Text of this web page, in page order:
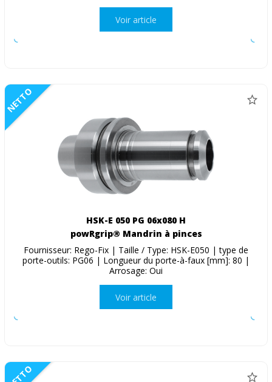
Voir article
NETTO
HSK-E 050 PG 06x080 H
powRgrip® Mandrin à pinces
Fournisseur: Rego-Fix | Taille / Type: HSK-E050 | type de
porte-outils: PG06 | Longueur du porte-à-faux [mm]: 80 |
Arrosage: Oui
Voir article